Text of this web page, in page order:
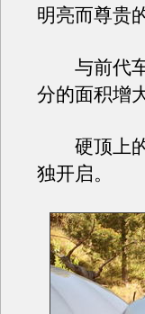
明亮而尊贵
与前代车
分的面积增
硬顶上的
独开启。